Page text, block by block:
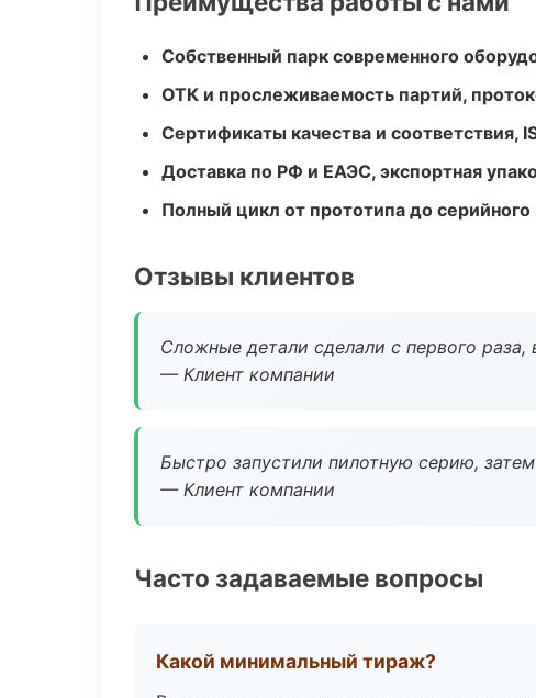
Собственный парк современного
ОТК и прослеживаемость партий,
Сертификаты качества и соответствия,
Доставка по РФ и ЕАЭС, экспортная
Полный цикл от прототипа до серийного
Отзывы клиентов
Сложные детали сделали с первого
— Клиент компании
Быстро запустили пилотную серию,
— Клиент компании
Часто задаваемые вопросы
Какой минимальный тираж?